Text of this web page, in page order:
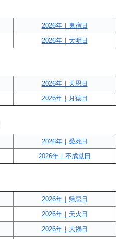
2026年｜鬼宿日
2026年｜大明日
2026年｜天恩日
2026年｜月徳日
2026年｜受死日
2026年｜不成就日
2026年｜帰忌日
2026年｜天火日
2026年｜大禍日